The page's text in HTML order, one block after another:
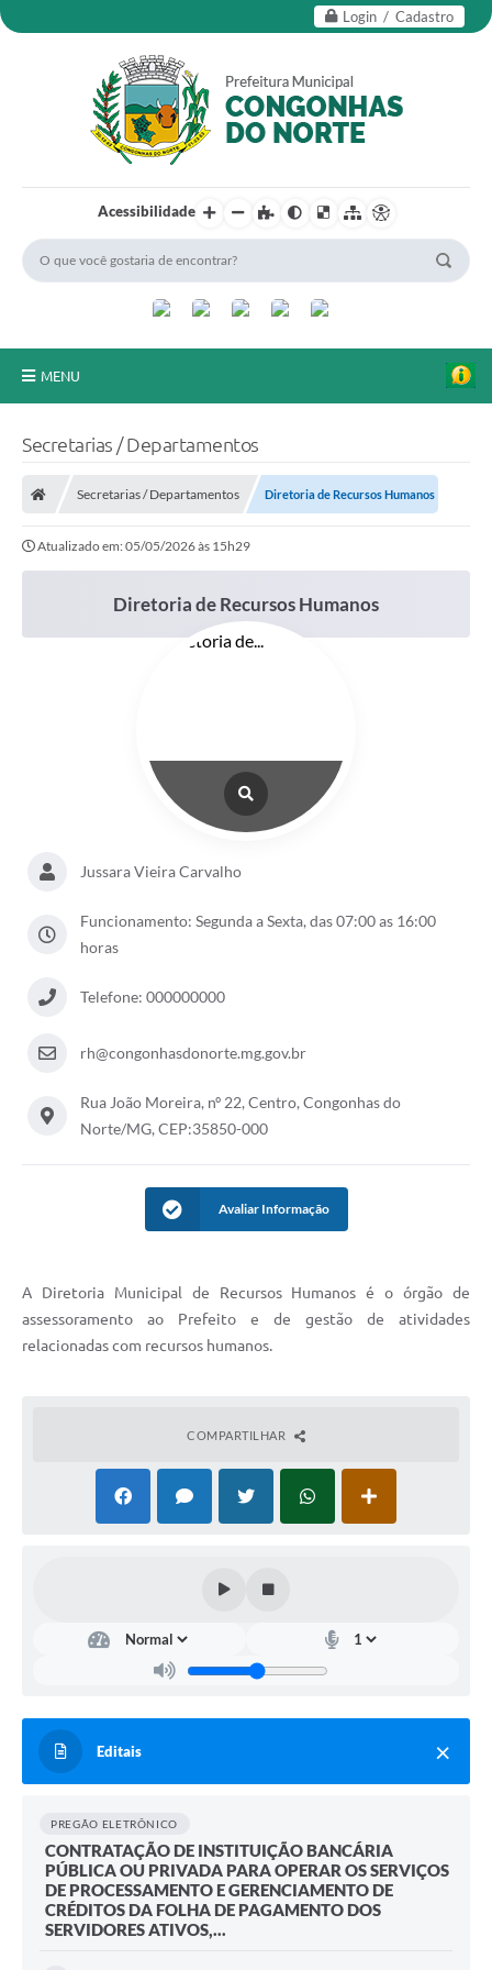
Login / Cadastro
Acessibilidade
MENU
Legislação
Carta de Serviços
Secretarias / Departamentos
Secretarias / Departamentos Diretoria de Recursos Humanos
Atualizado em: 05/05/2026 às 15h29
Diretoria de Recursos Humanos
Jussara Vieira Carvalho
Funcionamento: Segunda a Sexta, das 07:00 as 16:00
horas
Telefone: 000000000
rh@congonhasdonorte.mg.gov.br
Rua João Moreira, nº 22, Centro, Congonhas do
Norte/MG, CEP:35850-000
Avaliar Informação
A Diretoria Municipal de Recursos Humanos é o órgão de
assessoramento ao Prefeito e de gestão de atividades
relacionadas com recursos humanos.
COMPARTILHAR
Editais
PREGÃO ELETRÔNICO
CONTRATAÇÃO DE INSTITUIÇÃO BANCÁRIA
PÚBLICA OU PRIVADA PARA OPERAR OS SERVIÇOS
DE PROCESSAMENTO E GERENCIAMENTO DE
CRÉDITOS DA FOLHA DE PAGAMENTO DOS
SERVIDORES ATIVOS,...